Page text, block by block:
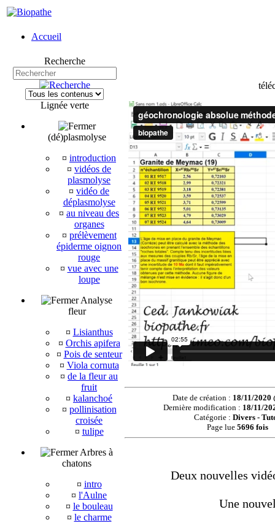
Accueil
Recherche
Lignée verte
(dé)plasmolyse
¤ introduction
¤ vidéos de
plasmolyse
¤ vidéo de
déplasmolyse
¤ au niveau des
organes
¤ prélèvement
épiderme oignon
rouge
¤ vue avec une
loupe
Analyse
fleur
¤ Lisianthus
¤ Orchis apifera
¤ Pois de senteur
¤ Viola cornuta
¤ de la fleur au
fruit
¤ kalanchoé
¤ pollinisation
croisée
¤ tulipe
Arbres à
chatons
¤ intro
¤ l'Aulne
¤ le bouleau
¤ le charme
Date de création : 18/11/2020
Dernière modification : 18/11/
Catégorie :Divers -
Page lue 5696 fois
Deux nouvelles
Une